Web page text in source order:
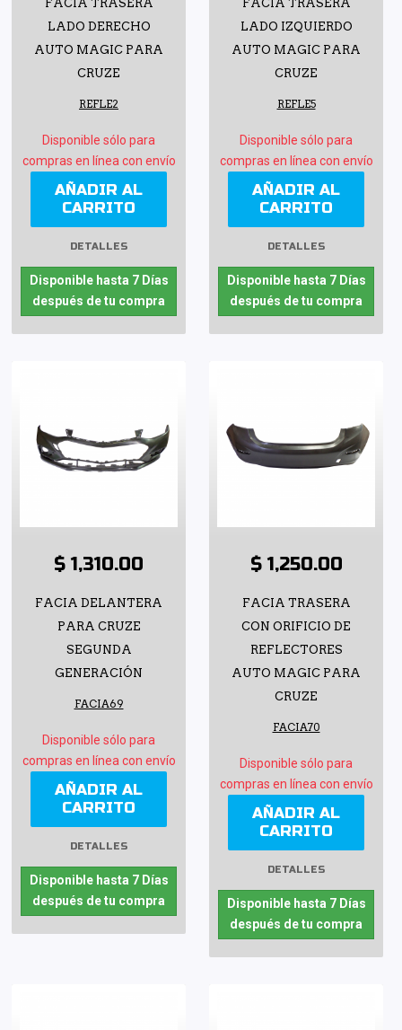
FACIA TRASERA
LADO DERECHO
AUTO MAGIC PARA
CRUZE
REFLE2
Disponible sólo para
compras en línea con envío
AÑADIR AL
CARRITO
DETALLES
Disponible hasta 7 Días
después de tu compra
FACIA TRASERA
LADO IZQUIERDO
AUTO MAGIC PARA
CRUZE
REFLE5
Disponible sólo para
compras en línea con envío
AÑADIR AL
CARRITO
DETALLES
Disponible hasta 7 Días
después de tu compra
$ 1,310.00
FACIA DELANTERA
PARA CRUZE
SEGUNDA
GENERACIÓN
FACIA69
Disponible sólo para
compras en línea con envío
AÑADIR AL
CARRITO
DETALLES
Disponible hasta 7 Días
después de tu compra
$ 1,250.00
FACIA TRASERA
CON ORIFICIO DE
REFLECTORES
AUTO MAGIC PARA
CRUZE
FACIA70
Disponible sólo para
compras en línea con envío
AÑADIR AL
CARRITO
DETALLES
Disponible hasta 7 Días
después de tu compra